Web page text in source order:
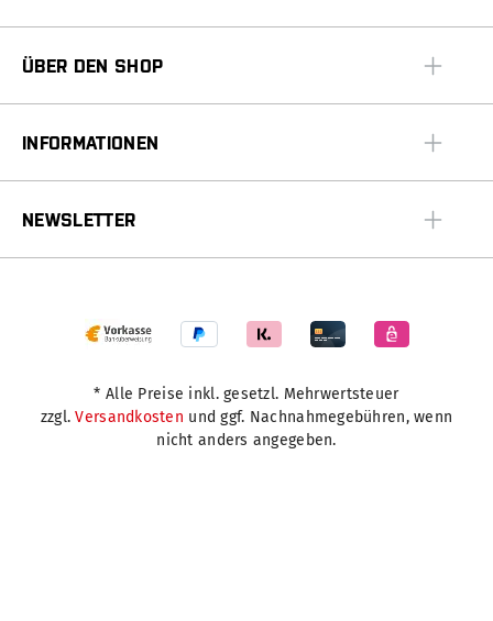
ÜBER DEN SHOP
INFORMATIONEN
NEWSLETTER
* Alle Preise inkl. gesetzl. Mehrwertsteuer
zzgl.Versandkosten und ggf. Nachnahmegebühren, wenn
nicht anders angegeben.